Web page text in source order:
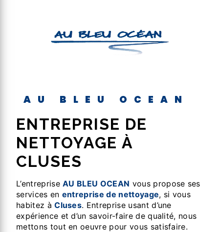
AU BLEU OCEAN
ENTREPRISE DE
NETTOYAGE À
CLUSES
L’entrepriseAU BLEU OCEAN vous propose ses
services en entreprise de nettoyage, si vous
habitez àCluses. Entreprise usant d’une
expérience et d’un savoir-faire de qualité, nous
mettons tout en oeuvre pour vous satisfaire.